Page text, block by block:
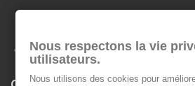
Nous respectons la vie
utilisateurs.
Nous utilisons des cookies pour